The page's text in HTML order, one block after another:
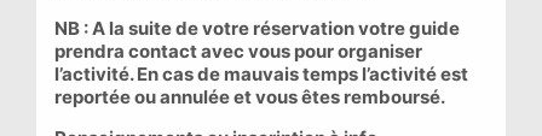
NB : A la suite de votre réservation votre guide
prendra contact avec vous pour organiser
l’activité. En cas de mauvais temps l’activité est
reportée ou annulée et vous êtes remboursé.